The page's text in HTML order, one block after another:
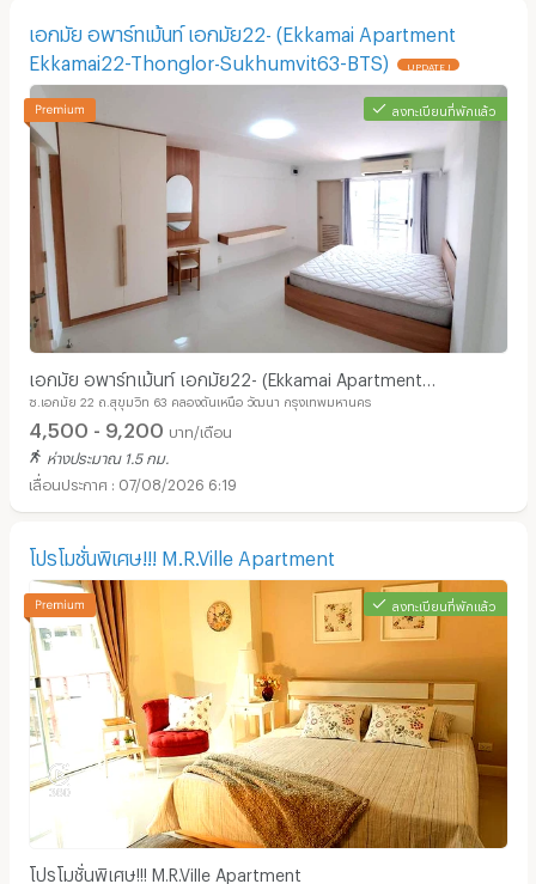
เอกมัย อพาร์ทเม้นท์ เอกมัย22- (Ekkamai Apartment
Ekkamai22-Thonglor-Sukhumvit63-BTS)
UPDATE !
ลงทะเบียนที่พักแล้ว
เอกมัย อพาร์ทเม้นท์ เอกมัย22- (Ekkamai Apartment
Ekkamai22-Thonglor-Sukhumvit63-BTS)
ซ.เอกมัย 22 ถ.สุขุมวิท 63 คลองตันเหนือ วัฒนา กรุงเทพมหานคร
4,500 - 9,200 บาท/เดือน
ห่างประมาณ 1.5 กม.
07/08/2026 6:19
โปรโมชั่นพิเศษ!!! M.R.Ville Apartment
ลงทะเบียนที่พักแล้ว
โปรโมชั่นพิเศษ!!! M.R.Ville Apartment